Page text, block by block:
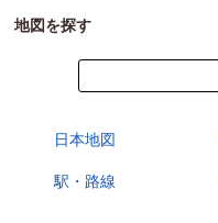
地図を探す
日本地図
駅・路線